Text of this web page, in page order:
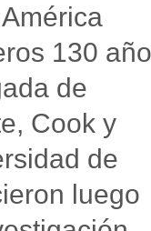
130
de
Cook y
de
luego